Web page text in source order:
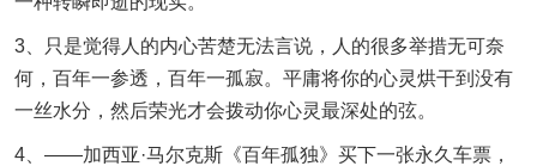
3、只是觉得人的内心苦楚无法言说，人的很多举措无可奈
何，百年一参透，百年一孤寂。平庸将你的心灵烘干到没有
一丝水分，然后荣光才会拨动你心灵最深处的弦。
4、——加西亚·马尔克斯《百年孤独》买下一张永久车票，